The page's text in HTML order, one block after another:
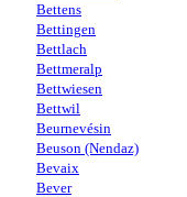
Bettens
Bettingen
Bettlach
Bettmeralp
Bettwiesen
Bettwil
Beurnevésin
Beuson (Nendaz)
Bevaix
Bever